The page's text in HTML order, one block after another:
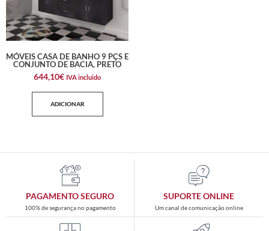
MÓVEIS CASA DE BANHO 9 PÇS E
CONJUNTO DE BACIA, PRETO
644,10€ IVA incluido
ADICIONAR
PAGAMENTO SEGURO
100% de segurança no pagamento
SUPORTE ONLINE
Um canal de comunicação online